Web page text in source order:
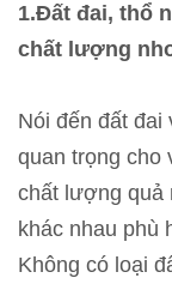
1.Đất đai, thổ
chất lượng
Nói đến đất đai
quan trọng cho
chất lượng quả
khác nhau phù
Không có loại